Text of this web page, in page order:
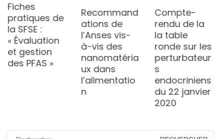
Fiches
pratiques de
la SFSE :
« Évaluation
et gestion
des PFAS »
Recommand
ations de
l’Anses vis-
à-vis des
nanomatéria
ux dans
l’alimentatio
n
Compte-
rendu de la
la table
ronde sur les
perturbateur
s
endocriniens
du 22 janvier
2020
Rechercher :